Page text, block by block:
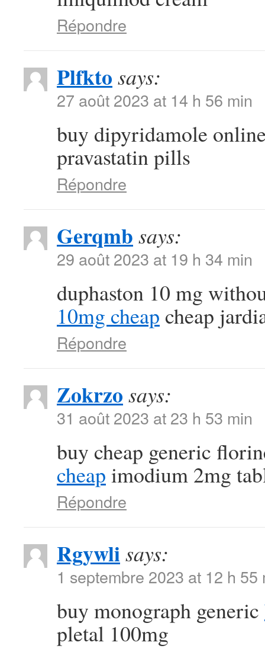
Répondre
Plfkto says:
27 août 2023 at 14 h 56 min
buy dipyridamole
pravastatin pills
Répondre
Gerqmb says:
29 août 2023 at 19 h 34 min
duphaston 10 mg
10mg cheap cheap
Répondre
Zokrzo says:
31 août 2023 at 23 h 53 min
buy cheap generic
cheap imodium 2mg
Répondre
Rgywlisays:
1 septembre 2023 at 12 h 55
buy monograph generic
pletal 100mg